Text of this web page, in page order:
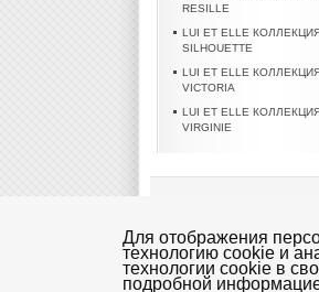
Для отображения
технологию cookie и
технологии cookie в
подробной
RESILLE
LUI ET ELLE
SILHOUETTE
LUI ET ELLE
VICTORIA
LUI ET ELLE
VIRGINIE
Доставка - Оплата